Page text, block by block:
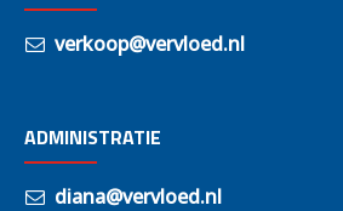
verkoop@vervloed.nl
ADMINISTRATIE
diana@vervloed.nl